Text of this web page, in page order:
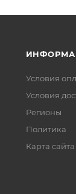
Условия
Условия
Регионы
Политика
Карта сайта